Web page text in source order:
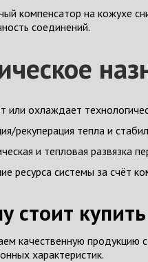
компенсатор на кожухе
соединений.
или охлаждает
рекуперация тепла и
и тепловая развязка
ресурса системы за счёт
стоит
качественную продукцию
характеристик.